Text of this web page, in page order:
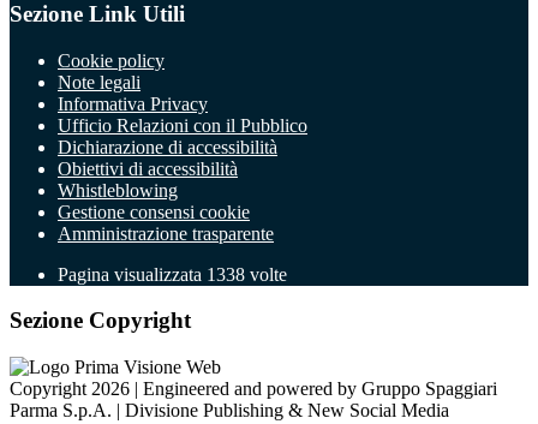
Sezione Link Utili
Cookie policy
Note legali
Informativa Privacy
Ufficio Relazioni con il Pubblico
Dichiarazione di accessibilità
Obiettivi di accessibilità
Whistleblowing
Gestione consensi cookie
Amministrazione trasparente
Pagina visualizzata 1338 volte
Sezione Copyright
Copyright 2026 | Engineered and powered by Gruppo Spaggiari
Parma S.p.A. | Divisione Publishing & New Social Media